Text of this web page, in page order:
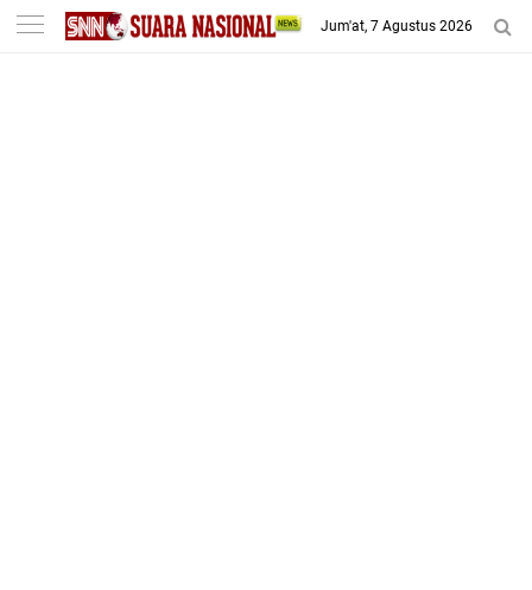
-->
Jum'at, 7 Agustus 2026